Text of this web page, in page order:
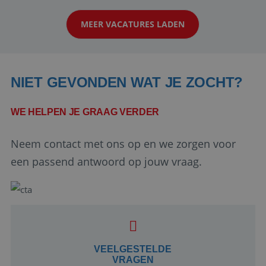
klanten te overtuigen om die droomreis te
boeken! ...
MEER VACATURES LADEN
NIET GEVONDEN WAT JE ZOCHT?
WE HELPEN JE GRAAG VERDER
Neem contact met ons op en we zorgen voor
een passend antwoord op jouw vraag.
VEELGESTELDE
VRAGEN
Google Privacy Policy